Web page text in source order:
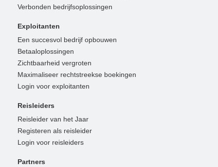
Verbonden bedrijfsoplossingen
Exploitanten
Een succesvol bedrijf opbouwen
Betaaloplossingen
Zichtbaarheid vergroten
Maximaliseer rechtstreekse boekingen
Login voor exploitanten
Reisleiders
Reisleider van het Jaar
Registeren als reisleider
Login voor reisleiders
Partners